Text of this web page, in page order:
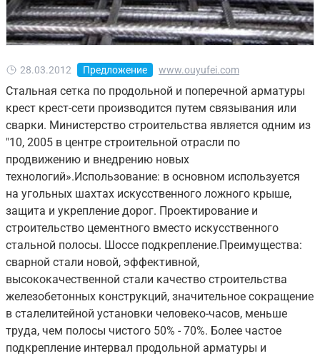
28.03.2012 Предложение www.ouyufei.com
Стальная сетка по продольной и поперечной арматуры
крест крест-сети производится путем связывания или
сварки. Министерство строительства является одним из
"10, 2005 в центре строительной отрасли по
продвижению и внедрению новых
технологий».Использование: в основном используется
на угольных шахтах искусственного ложного крыше,
защита и укрепление дорог. Проектирование и
строительство цементного вместо искусственного
стальной полосы. Шоссе подкрепление.Преимущества:
сварной стали новой, эффективной,
высококачественной стали качество строительства
железобетонных конструкций, значительное сокращение
в сталелитейной установки человеко-часов, меньше
труда, чем полосы чистого 50% - 70%. Более частое
подкрепление интервал продольной арматуры и